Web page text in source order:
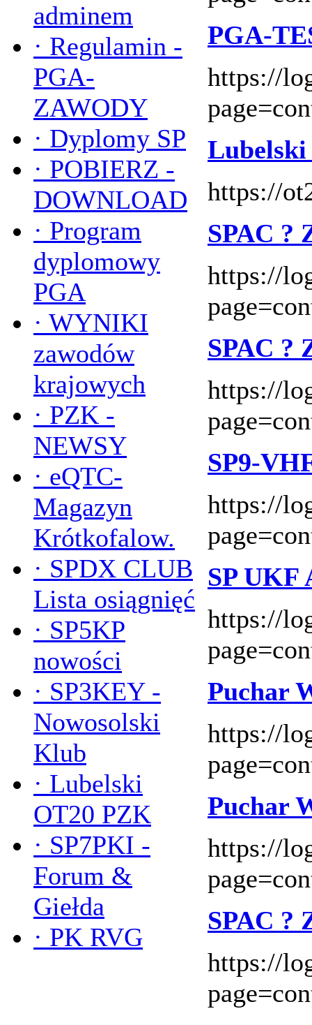
adminem
· Regulamin -
PGA-
ZAWODY
· Dyplomy SP
· POBIERZ -
DOWNLOAD
· Program
dyplomowy
PGA
· WYNIKI
zawodów
krajowych
· PZK -
NEWSY
· eQTC-
Magazyn
Krótkofalow.
· SPDX CLUB
Lista osiągnięć
· SP5KP
nowości
· SP3KEY -
Nowosolski
Klub
· Lubelski
OT20 PZK
· SP7PKI -
Forum &
Giełda
· PK RVG
PGA-
https://
https://
SPAC ?
https://
SPAC ?
https://
SP9-
https://
SP UKF
https://
Puchar
https://
Puchar
https://
SPAC ?
https://